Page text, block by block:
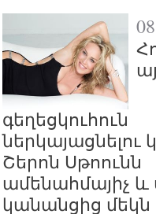
գեղեցկուհուն
ներկայացնելու
Շերոն Սթոունն
ամենահմայիչ և
կանանցից մեկն